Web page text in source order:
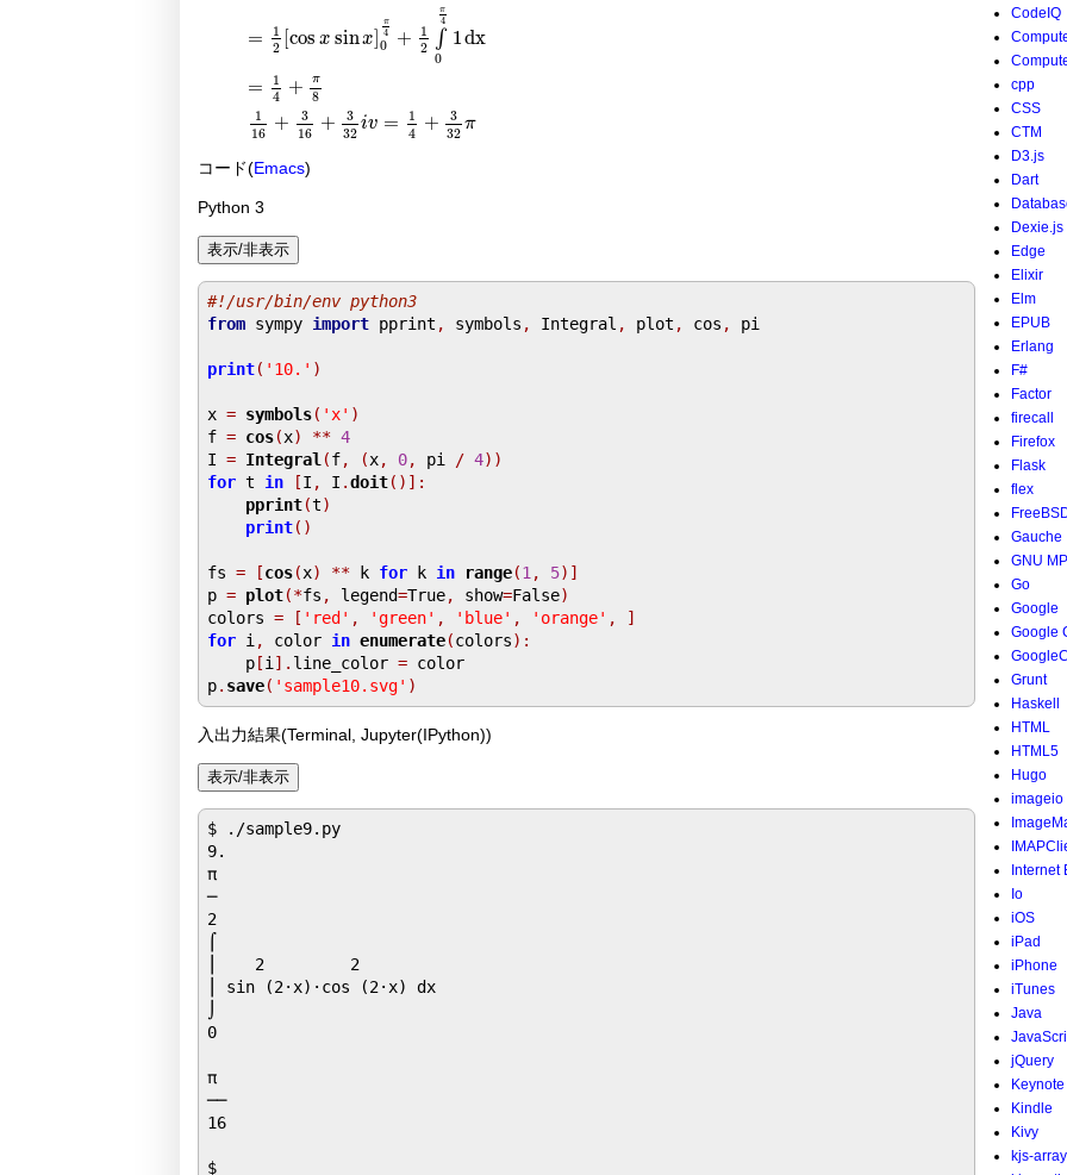
=
1
2 [cos x sinx]
π
4
0 +
1
2
π
4
∫
0
1dx
=
1
4 + π
8
1
16 +
3
16 +
3
32 iv =
1
4 +
3
32 π
コード(Emacs)
Python 3
#!/usr/bin/env python3
from sympy import pprint , symbols , Integral , plot , cos , pi
print( '10.' )
x = symbols( 'x' )
f = cos(x) ** 4
I = Integral (f, (x, 0, pi / 4))
for t in [I , I .doit()]:
pprint(t)
print()
fs = [cos(x) ** k for k in range(1 , 5)]
p = plot(*fs , legend=True, show=False)
colors = [ 'red' , 'green' , 'blue' , 'orange' ,
]
for i , color in enumerate(colors):
    p
[i ]. line_color = color
p. save( 'sample10.svg' )
入出力結果(Terminal, Jupyter(IPython))
$ ./sample9.py
9.
π
─
2
⌠
⎮    2         2
⎮ sin (2⋅x)⋅cos (2⋅x) dx
⌡
0
π
──
16
$
CodeIQ
cpp
CSS
CTM
D3.js
Dart
Dexie.js
Edge
Elixir
Elm
EPUB
Erlang
F#
Factor
firecall
Firefox
Flask
flex
Gauche
GNU
Go
Google
Google
Grunt
Haskell
HTML
HTML5
Hugo
imageio
Internet
Io
iOS
iPad
iPhone
iTunes
Java
jQuery
Keynote
Kindle
Kivy
kjs-array